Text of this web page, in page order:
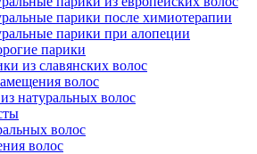
парики после химиотерапии
парики при алопеции
парики
из славянских волос
волос
натуральных волос
волос
волос